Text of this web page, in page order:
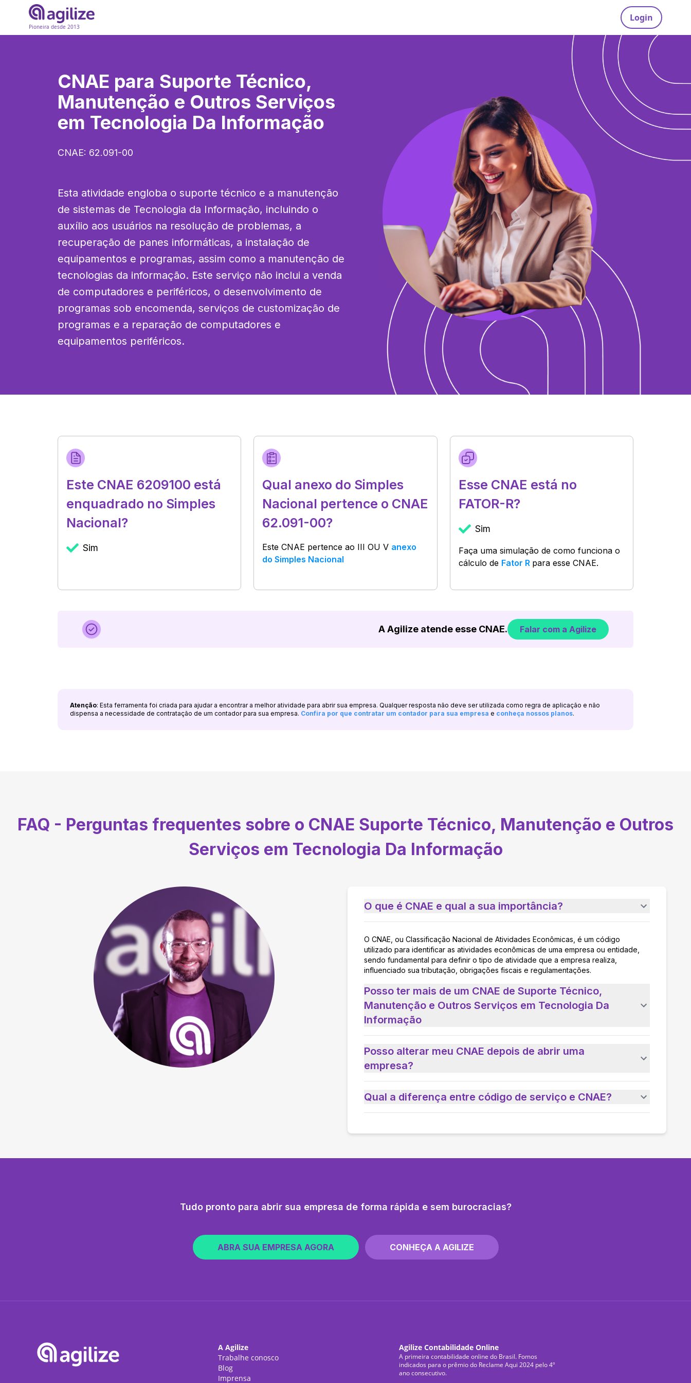
Pioneira desde 2013
Login
CNAE para Suporte Técnico,
Manutenção e Outros Serviços
em Tecnologia Da Informação
CNAE: 62.091-00
Esta atividade engloba o suporte técnico e a manutenção
de sistemas de Tecnologia da Informação, incluindo o
auxílio aos usuários na resolução de problemas, a
recuperação de panes informáticas, a instalação de
equipamentos e programas, assim como a manutenção de
tecnologias da informação. Este serviço não inclui a venda
de computadores e periféricos, o desenvolvimento de
programas sob encomenda, serviços de customização de
programas e a reparação de computadores e
equipamentos periféricos.
Este CNAE 6209100 está
enquadrado no Simples
Nacional?
Sim
Qual anexo do Simples
Nacional pertence o CNAE
62.091-00?
Este CNAE pertence ao III OU V anexo
do Simples Nacional
Esse CNAE está no
FATOR-R?
Sim
Faça uma simulação de como funciona o
cálculo de Fator R para esse CNAE.
A Agilize atende esse CNAE. Falar com a Agilize
Atenção: Esta ferramenta foi criada para ajudar a encontrar a melhor atividade para abrir sua empresa. Qualquer resposta não deve ser utilizada como regra de aplicação e não
dispensa a necessidade de contratação de um contador para sua empresa. Confira por que contratar um contador para sua empresa e conheça nossos planos.
FAQ - Perguntas frequentes sobre o CNAE Suporte Técnico, Manutenção e Outros
Serviços em Tecnologia Da Informação
O que é CNAE e qual a sua importância?
O CNAE, ou Classificação Nacional de Atividades Econômicas, é um código
utilizado para identificar as atividades econômicas de uma empresa ou entidade,
sendo fundamental para definir o tipo de atividade que a empresa realiza,
influenciado sua tributação, obrigações fiscais e regulamentações.
Posso ter mais de um CNAE de Suporte Técnico,
Manutenção e Outros Serviços em Tecnologia Da
Informação
Posso alterar meu CNAE depois de abrir uma
empresa?
Qual a diferença entre código de serviço e CNAE?
Tudo pronto para abrir sua empresa de forma rápida e sem burocracias?
ABRA SUA EMPRESA AGORA CONHEÇA A AGILIZE
A Agilize
Trabalhe conosco
Blog
Imprensa
Agilize Contabilidade Online
A primeira contabilidade online do Brasil. Fomos
indicados para o prêmio do Reclame Aqui 2024 pelo 4º
ano consecutivo.